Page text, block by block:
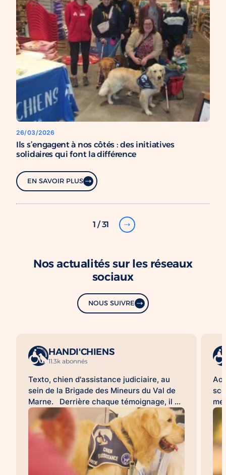
26/03/2026
Ils s’engagent à nos côtés : des initiatives
solidaires qui font la différence
EN SAVOIR PLUS
1 / 31
Nos actualités sur les réseaux
sociaux
NOUS SUIVRE
HANDI'CHIENS
11.3k abonnés
Texto, chien d'assistance judiciaire, au
sein de la Brigade des Mineurs du Val de
Marne. Derrière chaque témoignage, il y
a une histoire difficile à raconter. Pour de
nombreuses victimes, franchir la porte
d'un commissariat ou d'un tribunal, revivre
les faits lors d'une audition ou d'une
expertise peut être une épreuve. À leurs
côtés, les chiens d'assistance judiciaire